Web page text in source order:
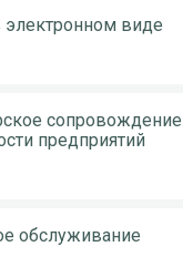
электронном виде
сопровождение
предприятий
обслуживание